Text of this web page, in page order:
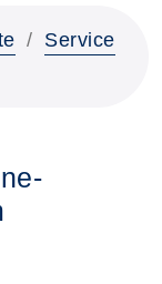
Service